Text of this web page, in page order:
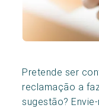
Pretende ser
reclamação a
sugestão?